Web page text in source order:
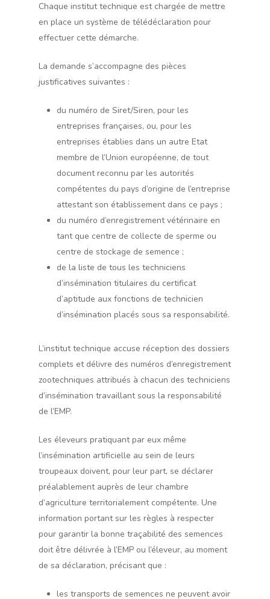
Chaque institut technique est chargée de mettre
en place un système de télédéclaration pour
effectuer cette démarche.
La demande s’accompagne des pièces
justificatives suivantes :
du numéro de Siret/Siren, pour les
entreprises françaises, ou, pour les
entreprises établies dans un autre Etat
membre de l’Union européenne, de tout
document reconnu par les autorités
compétentes du pays d’origine de l’entreprise
attestant son établissement dans ce pays ;
du numéro d’enregistrement vétérinaire en
tant que centre de collecte de sperme ou
centre de stockage de semence ;
de la liste de tous les techniciens
d’insémination titulaires du certificat
d’aptitude aux fonctions de technicien
d’insémination placés sous sa responsabilité.
L’institut technique accuse réception des dossiers
complets et délivre des numéros d’enregistrement
zootechniques attribués à chacun des techniciens
d’insémination travaillant sous la responsabilité
de l’EMP.
Les éleveurs pratiquant par eux même
l’insémination artificielle au sein de leurs
troupeaux doivent, pour leur part, se déclarer
préalablement auprès de leur chambre
d’agriculture territorialement compétente. Une
information portant sur les règles à respecter
pour garantir la bonne traçabilité des semences
doit être délivrée à l’EMP ou l’éleveur, au moment
de sa déclaration, précisant que :
les transports de semences ne peuvent avoir